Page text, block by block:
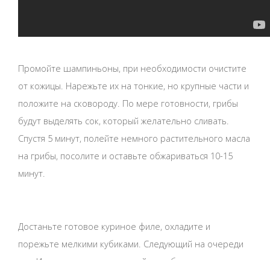
Промойте шампиньоны, при необходимости очистите
от кожицы. Нарежьте их на тонкие, но крупные части и
положите на сковороду. По мере готовности, грибы
будут выделять сок, который желательно сливать.
Спустя 5 минут, полейте немного растительного масла
на грибы, посолите и оставьте обжариваться 10-15
минут.
Достаньте готовое куриное филе, охладите и
порежьте мелкими кубиками. Следующий на очереди